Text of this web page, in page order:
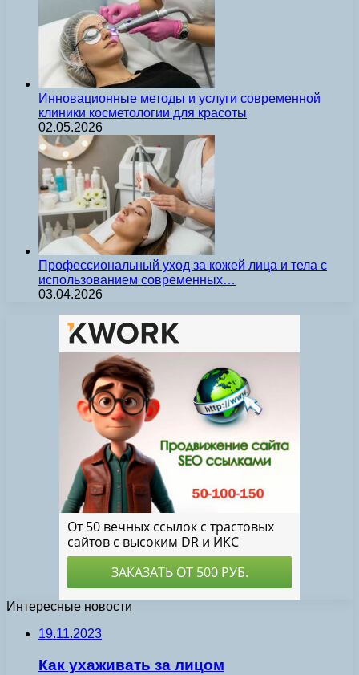
Инновационные методы и услуги современной
клиники косметологии для красоты
02.05.2026
Профессиональный уход за кожей лица и тела с
использованием современных…
03.04.2026
Интересные новости
19.11.2023
Как ухаживать за лицом